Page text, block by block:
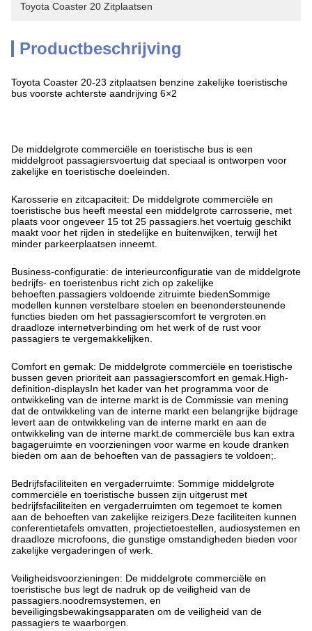
Toyota Coaster 20 Zitplaatsen
Productbeschrijving
Toyota Coaster 20-23 zitplaatsen benzine zakelijke toeristische
bus voorste achterste aandrijving 6×2
De middelgrote commerciële en toeristische bus is een
middelgroot passagiersvoertuig dat speciaal is ontworpen voor
zakelijke en toeristische doeleinden.
Karosserie en zitcapaciteit: De middelgrote commerciële en
toeristische bus heeft meestal een middelgrote carrosserie, met
plaats voor ongeveer 15 tot 25 passagiers.het voertuig geschikt
maakt voor het rijden in stedelijke en buitenwijken, terwijl het
minder parkeerplaatsen inneemt.
Business-configuratie: de interieurconfiguratie van de middelgrote
bedrijfs- en toeristenbus richt zich op zakelijke
behoeften.passagiers voldoende zitruimte biedenSommige
modellen kunnen verstelbare stoelen en beenondersteunende
functies bieden om het passagierscomfort te vergroten.en
draadloze internetverbinding om het werk of de rust voor
passagiers te vergemakkelijken.
Comfort en gemak: De middelgrote commerciële en toeristische
bussen geven prioriteit aan passagierscomfort en gemak.High-
definition-displaysIn het kader van het programma voor de
ontwikkeling van de interne markt is de Commissie van mening
dat de ontwikkeling van de interne markt een belangrijke bijdrage
levert aan de ontwikkeling van de interne markt en aan de
ontwikkeling van de interne markt.de commerciële bus kan extra
bagageruimte en voorzieningen voor warme en koude dranken
bieden om aan de behoeften van de passagiers te voldoen;.
Bedrijfsfaciliteiten en vergaderruimte: Sommige middelgrote
commerciële en toeristische bussen zijn uitgerust met
bedrijfsfaciliteiten en vergaderruimten om tegemoet te komen
aan de behoeften van zakelijke reizigers.Deze faciliteiten kunnen
conferentietafels omvatten, projectietoestellen, audiosystemen en
draadloze microfoons, die gunstige omstandigheden bieden voor
zakelijke vergaderingen of werk.
Veiligheidsvoorzieningen: De middelgrote commerciële en
toeristische bus legt de nadruk op de veiligheid van de
passagiers.noodremsystemen, en
beveiligingsbewakingsapparaten om de veiligheid van de
passagiers te waarborgen.